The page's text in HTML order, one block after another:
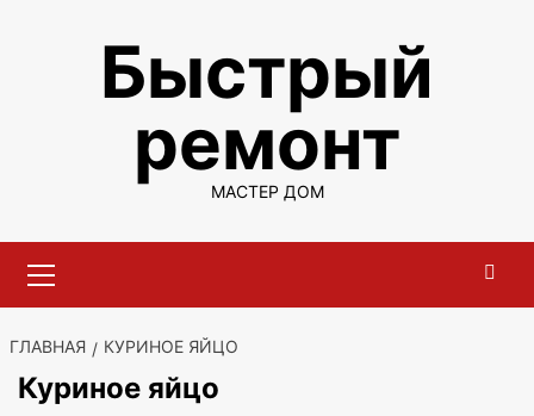
содержимомуБыстрый
ремонт
МАСТЕР ДОМ
меню
ГЛАВНАЯ КУРИНОЕ ЯЙЦО
Куриное яйцо